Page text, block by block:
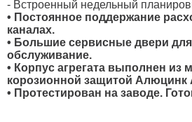
- Встроенный недельный
• Постоянное поддержание
каналах.
• Большие сервисные двери
обслуживание.
• Корпус агрегата выполнен из
корозионной защитой Алюцинк
• Протестирован на заводе.